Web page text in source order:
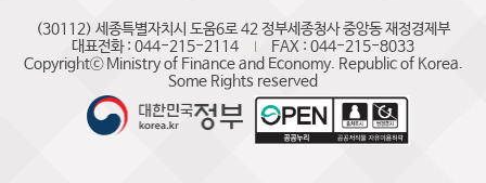
(30112) 세종특별자치시 도움6로 42 정부세종청사 중앙동 재정경제부
대표전화 : 044-215-2114
FAX : 044-215-8033
Copyrightⓒ Ministry of Finance and Economy. Republic of Korea.
Some Rights reserved